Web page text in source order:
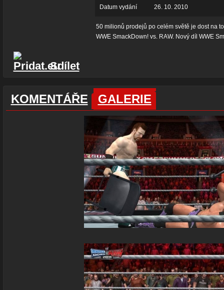
Datum vydání 26. 10. 2010
50 milionů prodejů po celém světě je dost na
WWE SmackDown! vs. RAW. Nový díl WWE
Sdílet
KOMENTÁŘE GALERIE